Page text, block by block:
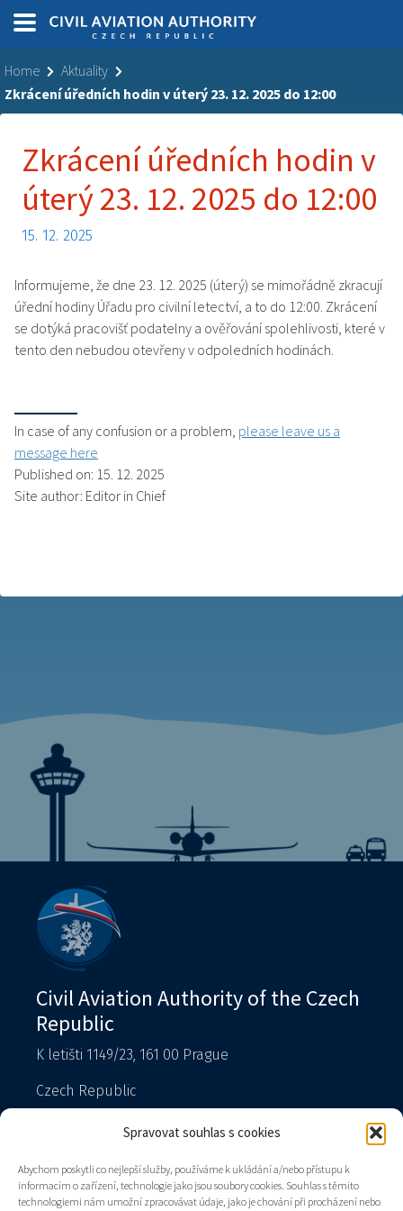
Spravovat souhlas s cookies
Abychom poskytli co nejlepší služby, používáme k ukládání a/nebo přístupu k
informacím o zařízení, technologie jako jsou soubory cookies. Souhlas s těmito
technologiemi nám umožní zpracovávat údaje, jako je chování při procházení nebo
Home
Aktuality
Zkrácení úředních hodin v úterý 23. 12. 2025 do 12:00
Zkrácení úředních hodin v
úterý 23. 12. 2025 do 12:00
15. 12. 2025
Informujeme, že dne 23. 12. 2025 (úterý) se mimořádně zkracují
úřední hodiny Úřadu pro civilní letectví, a to do 12:00. Zkrácení
se dotýká pracovišť podatelny a ověřování spolehlivosti, které v
tento den nebudou otevřeny v odpoledních hodinách.
In case of any confusion or a problem, please leave us a
message here
Published on: 15. 12. 2025
Site author: Editor in Chief
Civil Aviation Authority of the Czech
Republic
K letišti 1149/23, 161 00 Prague
Czech Republic
T: 225 421 111 – reception
podatelna@caa.gov.cz